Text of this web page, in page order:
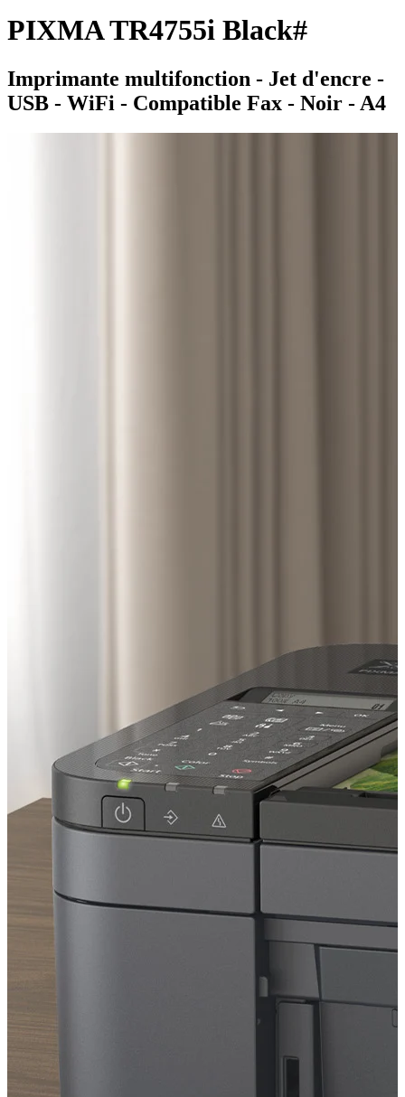
PIXMA TR4755i Black#
Imprimante multifonction - Jet d'encre -
USB - WiFi - Compatible Fax - Noir - A4